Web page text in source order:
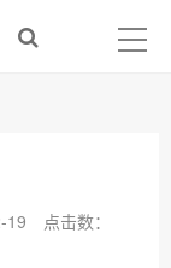
19
点击数：